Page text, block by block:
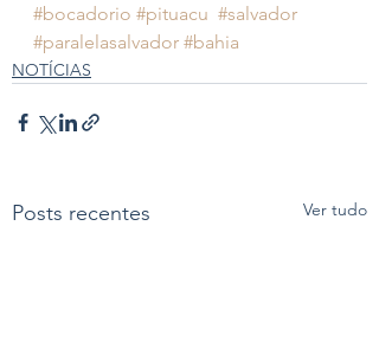
#bocadorio #pituacu #salvador
#paralelasalvador #bahia
NOTÍCIAS
Posts recentes Ver tudo